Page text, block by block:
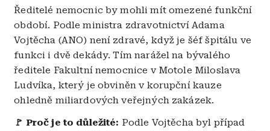
Ředitelé nemocnic by mohli mít omezené funkční
období. Podle ministra zdravotnictví Adama
Vojtěcha (ANO) není zdravé, když je šéf špitálu ve
funkci i dvě dekády. Tím narážel na bývalého
ředitele Fakultní nemocnice v Motole Miloslava
Ludvíka, který je obviněn v korupční kauze
ohledně miliardových veřejných zakázek.
🚩 Proč je to důležité: Podle Vojtěcha byl případ